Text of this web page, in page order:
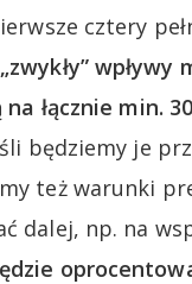
cztery
łącznie min.
będziemy je
też warunki
dalej, np. na